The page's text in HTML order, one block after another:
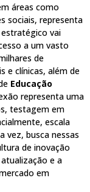
áreas como
sociais, representa
vai
a um vasto
de
e clínicas, além de
Educação
representa uma
testagem em
escala
vez, busca nessas
de inovação
e a
em